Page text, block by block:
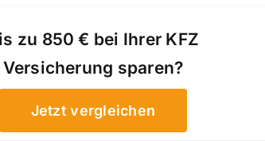
zu 850 € bei Ihrer KFZ
Versicherung sparen?
Jetzt vergleichen